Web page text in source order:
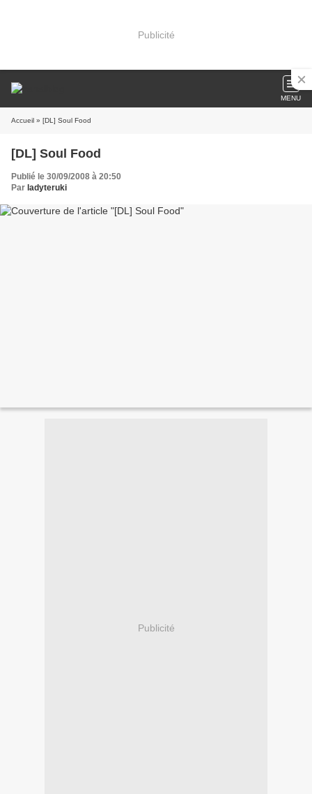
Publicité
MENU
Accueil » [DL] Soul Food
[DL] Soul Food
Publié le 30/09/2008 à 20:50
Par ladyteruki
Publicité